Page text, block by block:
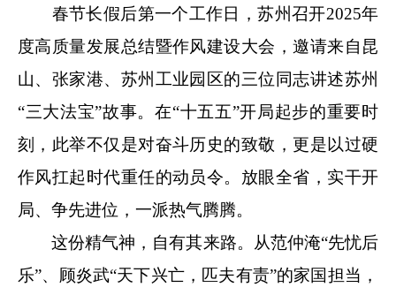
春节长假后第一个工作日，苏州召开2025年
度高质量发展总结暨作风建设大会，邀请来自昆
山、张家港、苏州工业园区的三位同志讲述苏州
“三大法宝”故事。在“十五五”开局起步的重要时
刻，此举不仅是对奋斗历史的致敬，更是以过硬
作风扛起时代重任的动员令。放眼全省，实干开
局、争先进位，一派热气腾腾。
这份精气神，自有其来路。从范仲淹“先忧后
乐”、顾炎武“天下兴亡，匹夫有责”的家国担当，